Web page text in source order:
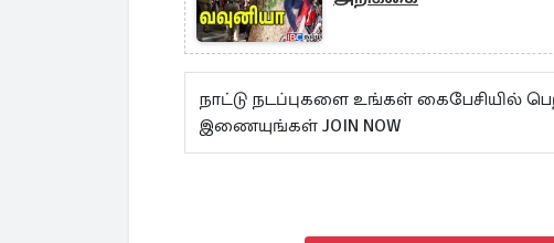
நாட்டு நடப்புகளை உங்கள் கைபேசியில்
இணையுங்கள் JOIN NOW